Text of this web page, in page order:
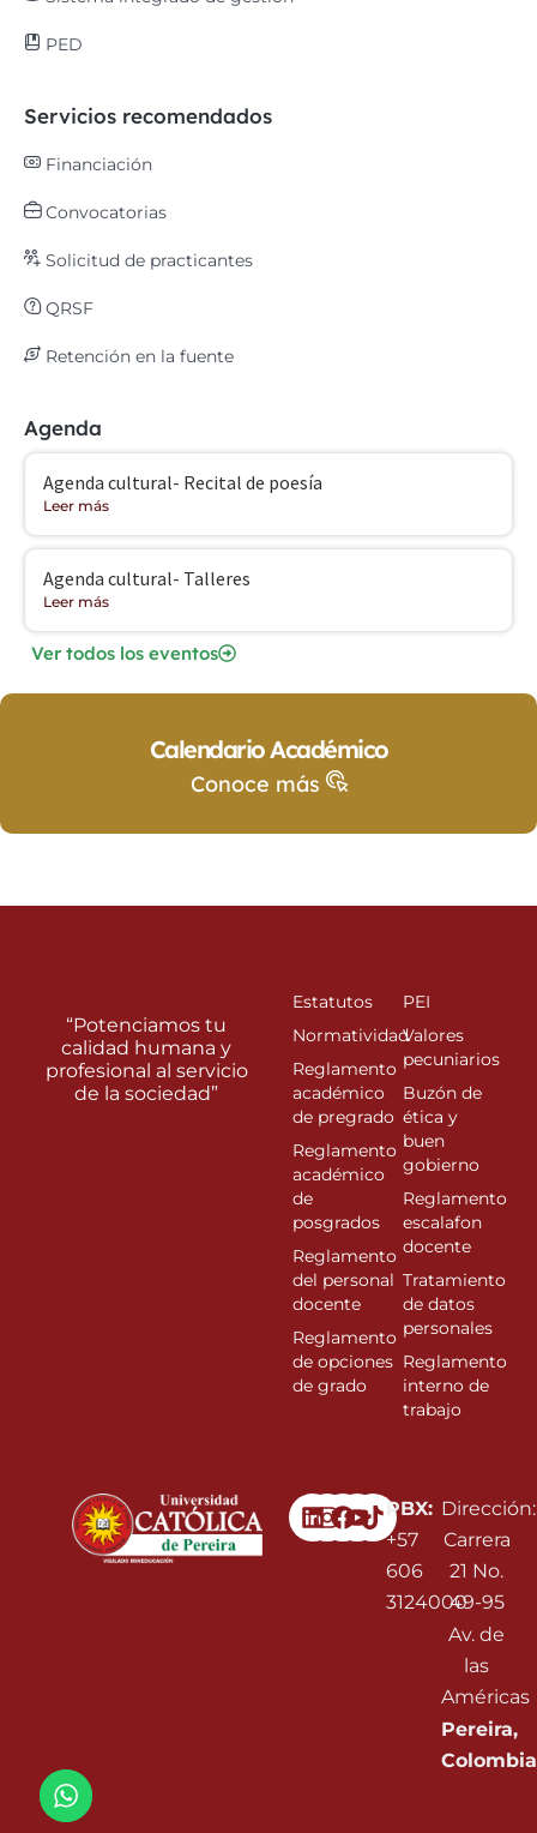
PED
Servicios recomendados
Financiación
Convocatorias
Solicitud de practicantes
QRSF
Retención en la fuente
Agenda
Agenda cultural- Recital de poesía
Leer más
Agenda cultural- Talleres
Leer más
Ver todos los eventos
Calendario Académico
Conoce más
Linkedin
Instagram
Facebook
Youtube
PBX:
+57
606
3124000
Dirección:
Carrera
21 No.
49-95
Av. de
las
Américas
Pereira,
Colombia
“Potenciamos tu
calidad humana y
profesional al servicio
de la sociedad”
Estatutos
Normatividad
Reglamento
académico
de pregrado
Reglamento
académico
de
posgrados
Reglamento
del personal
docente
Reglamento
de opciones
de grado
PEI
Valores
pecuniarios
Buzón de
ética y
buen
gobierno
Reglamento
escalafon
docente
Tratamiento
de datos
personales
Reglamento
interno de
trabajo